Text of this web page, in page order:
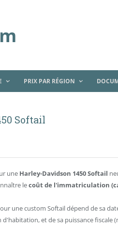
PRIX PAR RÉGION
Softail
une Harley-Davidson 1450 Softail
lecoût de l'immatriculation
une custom Softail dépend de sa
et de sa puissance fiscale